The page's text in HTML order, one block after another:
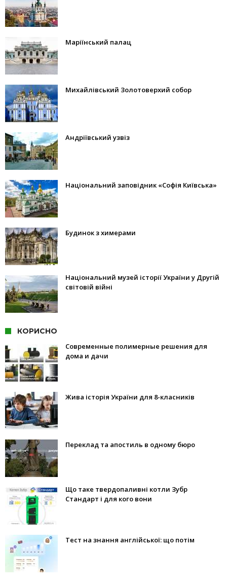
Маріїнський палац
Михайлівський Золотоверхий собор
Андріївський узвіз
Національний заповідник «Софія Київська»
Будинок з химерами
Національний музей історії України у Другій
світовій війні
КОРИСНО
Современные полимерные решения для
дома и дачи
Жива історія України для 8-класників
Переклад та апостиль в одному бюро
Що таке твердопаливні котли Зубр
Стандарт і для кого вони
Тест на знання англійської: що потім